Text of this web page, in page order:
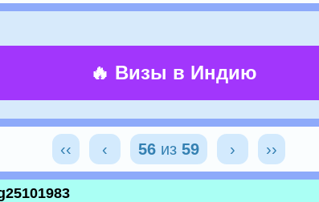
🔥 Визы в Индию
‹‹ ‹ 56 из 59 › ››